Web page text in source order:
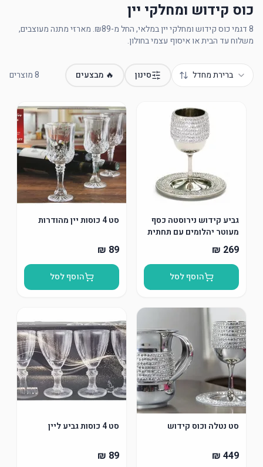
כוס קידוש ומחלקי יין
8 דגמי כוס קידוש ומחלקי יין במלאי, החל מ-₪89. מארזי מתנה מעוצבים,
משלוח עד הבית או איסוף עצמי בחולון.
ברירת מחדל סינון 🔥 מבצעים 8מוצרים
גביע קידוש נירוסטה כסף
מעוטר יהלומים עם תחתית
הוסף לסל
סט 4 כוסות יין מהודרות
הוסף לסל
סט נטלה וכוס קידוש סט 4 כוסות גביע ליין